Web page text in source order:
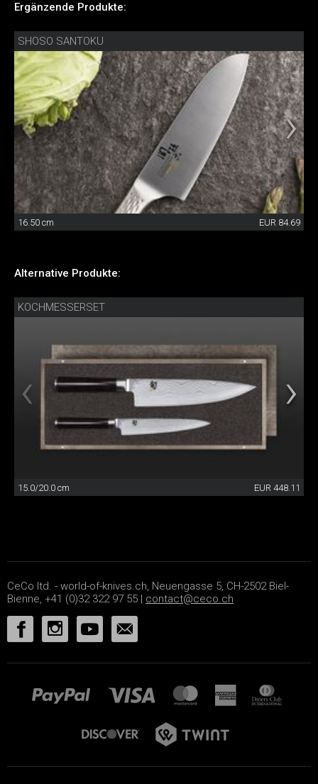
Ergänzende Produkte:
SHOSO SANTOKU
16.50 cm EUR 84.69
Alternative Produkte:
KOCHMESSERSET
15.0/20.0 cm EUR 448.11
CeCo ltd. - world-of-knives.ch, Neuengasse 5, CH-2502 Biel-
Bienne, +41 (0)32 322 97 55 | contact@ceco.ch